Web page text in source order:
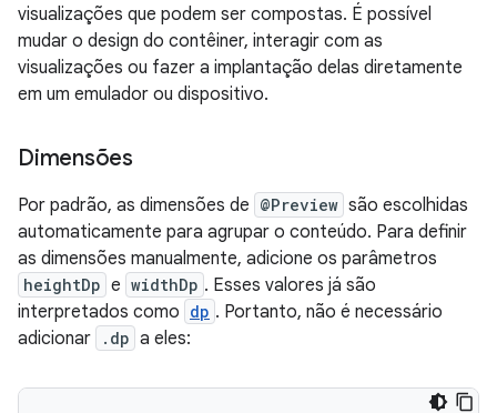
visualizações que podem ser compostas. É possível
mudar o design do contêiner, interagir com as
visualizações ou fazer a implantação delas diretamente
em um emulador ou dispositivo.
Dimensões
Por padrão, as dimensões de @Preview são escolhidas
automaticamente para agrupar o conteúdo. Para definir
as dimensões manualmente, adicione os parâmetros
heightDp e widthDp . Esses valores já são
interpretados como dp . Portanto, não é necessário
adicionar
.dp a eles: